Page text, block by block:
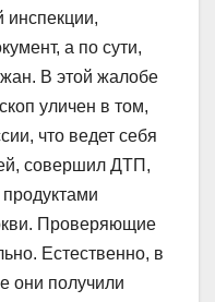
инспекции,
а по сути,
В этой жалобе
уличен в том,
что ведет себя
совершил ДТП,
Проверяющие
Естественно, в
они получили